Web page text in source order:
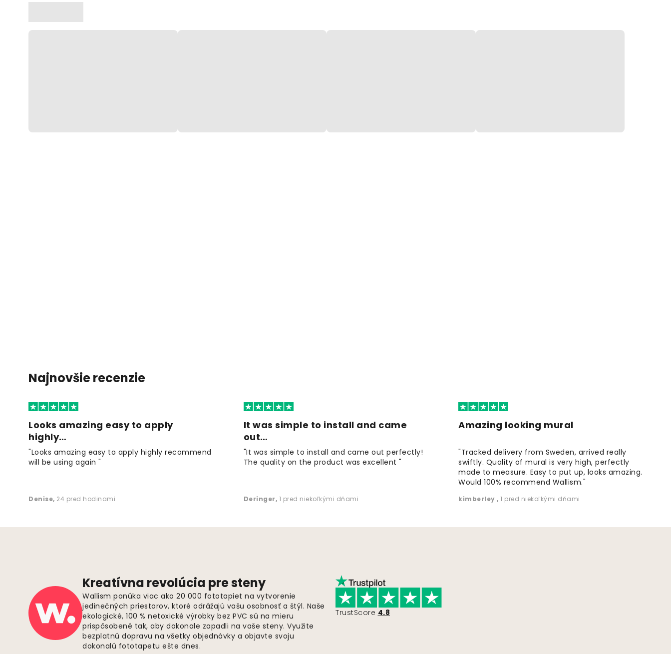
Najnovšie recenzie
Looks amazing easy to apply
highly…
"Looks amazing easy to apply highly recommend
will be using again "
Denise, 24 pred hodinami
It was simple to install and came
out…
"It was simple to install and came out perfectly!
The quality on the product was excellent "
Deringer, 1 pred niekoľkými dňami
Amazing looking mural
"Tracked delivery from Sweden, arrived really
swiftly. Quality of mural is very high, perfectly
made to measure. Easy to put up, looks amazing.
Would 100% recommend Wallism."
kimberley, 1 pred niekoľkými dňami
Kreatívna revolúcia pre steny
Wallism ponúka viac ako 20 000 fototapiet na vytvorenie
jedinečných priestorov, ktoré odrážajú vašu osobnosť a štýl. Naše
ekologické, 100 % netoxické výrobky bez PVC sú na mieru
prispôsobené tak, aby dokonale zapadli na vaše steny. Využite
bezplatnú dopravu na všetky objednávky a objavte svoju
dokonalú fototapetu ešte dnes.
TrustScore 4.8